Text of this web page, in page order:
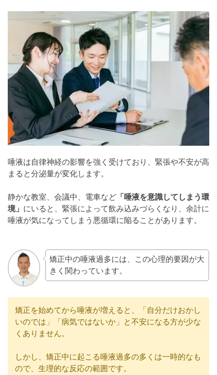
唾液は自律神経の影響を強く受けており、緊張や不安が高
まると分泌量が変化します。
静かな教室、会議中、電車など 「唾液を意識してしまう環
境」 にいると、緊張によって飲み込みづらくなり、余計に
唾液が気になってしまう悪循環に陥ることがあります。
矯正中の唾液過多には、この心理的要因が大
きく関わっています。
矯正を始めてから唾液が増えると、「自分だけおかし
いのでは」「病気ではないか」と不安になる方が少な
くありません。
しかし、矯正中に起こる唾液過多の多くは一時的なも
ので、生理的な反応の範囲です。